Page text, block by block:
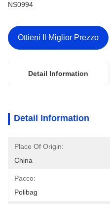
NS0994
Ottieni Il Miglior Prezzo
Detail Information
Detail Information
Place Of Origin:
China
Pacco:
Polibag